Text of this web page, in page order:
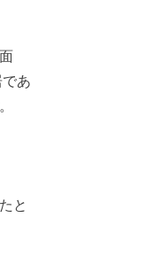
あ
と